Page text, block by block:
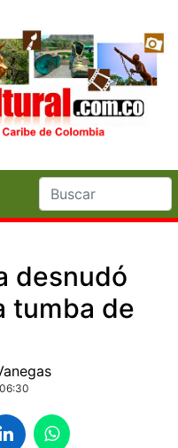
desnudó
tumba de